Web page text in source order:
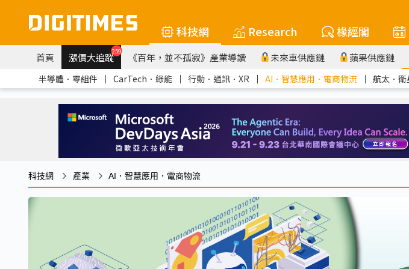
科技網 Research 椽經閣
首頁 漲價大追蹤259 《百年，並不孤寂》產業導讀 未來車供應鏈 蘋果供應鏈
半導體．零組件 ｜ CarTech．綠能 ｜ 行動．通訊．XR ｜ AI．智慧應用．電商物流 ｜ 航太．衛
科技網 產業 AI．智慧應用．電商物流